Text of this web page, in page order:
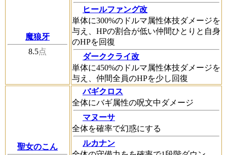
魔狼牙
8.5点
ヒールファング改
単体に300%のドルマ属性体技ダメージを
与え、HPの割合が低い仲間ひとりと自身
のHPを回復
ダーククライ改
単体に450%のドルマ属性体技ダメージを
与え、仲間全員のHPを少し回復
聖女のこん
バギクロス
全体にバギ属性の呪文中ダメージ
マヌーサ
全体を確率で幻惑にする
ルカナン